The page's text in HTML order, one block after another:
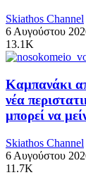
Skiathos Channel
6 Αυγούστου
13.1K
Καμπανάκι
νέα
μπορεί να
Skiathos Channel
6 Αυγούστου
11.7K